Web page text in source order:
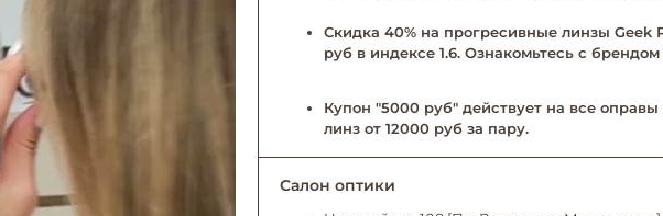
Скидка 40% на прогресивные линзы Geek
руб в индексе 1.6. Ознакомьтесь с
Купон "5000 руб" действует на все
линз от 12000 руб за пару.
Салон оптики